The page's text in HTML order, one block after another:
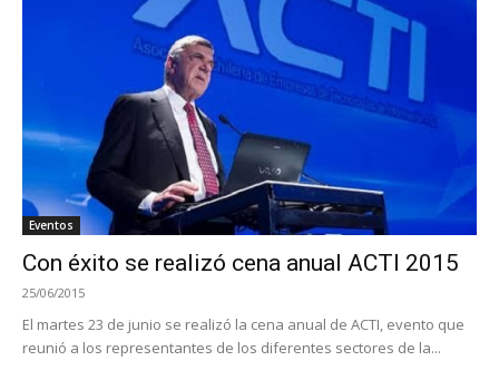
Eventos
Con éxito se realizó cena anual ACTI 2015
25/06/2015
El martes 23 de junio se realizó la cena anual de ACTI, evento que
reunió a los representantes de los diferentes sectores de la...